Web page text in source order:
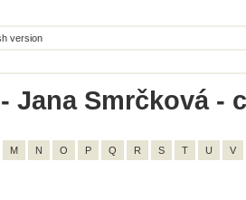
version
Jana Smrčková -
M N O P Q R S T U V